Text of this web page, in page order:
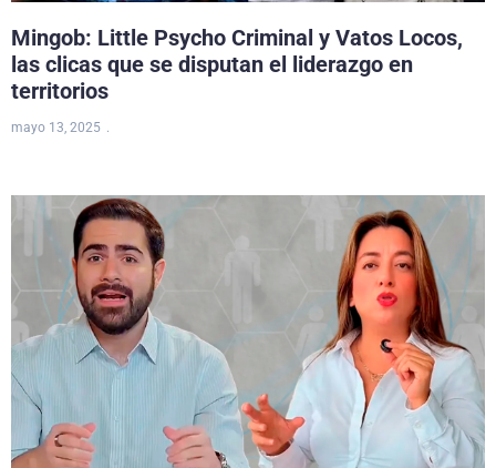
Mingob: Little Psycho Criminal y Vatos Locos,
las clicas que se disputan el liderazgo en
territorios
mayo 13, 2025